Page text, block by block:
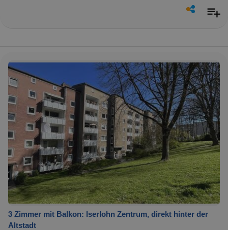
3 Zimmer mit Balkon: Iserlohn Zentrum, direkt hinter der
Altstadt